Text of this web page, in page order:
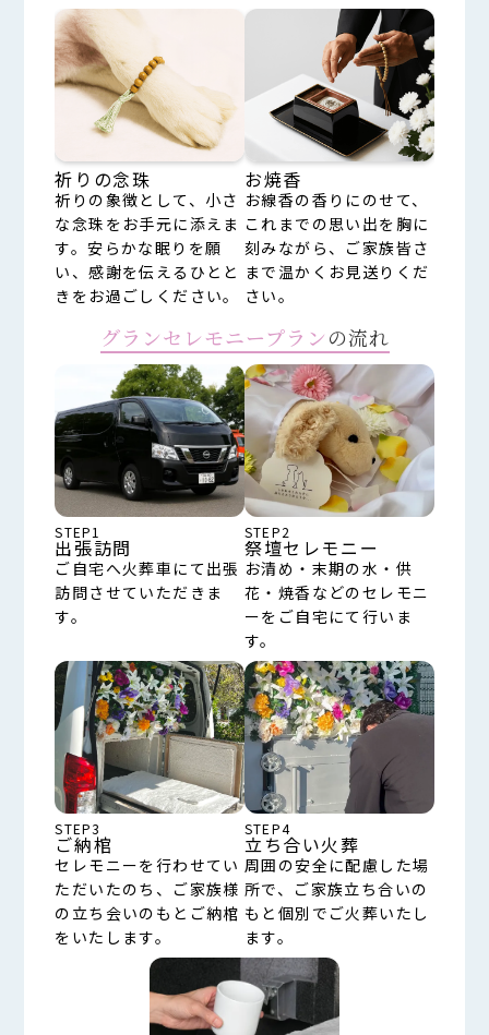
祈りの念珠
祈りの象徴として、小さ
な念珠をお手元に添えま
す。安らかな眠りを願
い、感謝を伝えるひとと
きをお過ごしください。
お焼香
お線香の香りにのせて、
これまでの思い出を胸に
刻みながら、ご家族皆さ
まで温かくお見送りくだ
さい。
グランセレモニープランの流れ
STEP1
出張訪問
ご自宅へ火葬車にて出張
訪問させていただきま
す。
STEP2
祭壇セレモニー
お清め・末期の水・供
花・焼香などのセレモニ
ーをご自宅にて行いま
す。
STEP3
ご納棺
セレモニーを行わせてい
ただいたのち、ご家族様
の立ち会いのもとご納棺
をいたします。
STEP4
立ち合い火葬
周囲の安全に配慮した場
所で、ご家族立ち合いの
もと個別でご火葬いたし
ます。